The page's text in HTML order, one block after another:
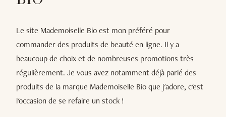
Le site Mademoiselle Bio est mon préféré pour
commander des produits de beauté en ligne. Il y a
beaucoup de choix et de nombreuses promotions très
régulièrement. Je vous avez notamment déjà parlé des
produits de la marque Mademoiselle Bio que j'adore, c'est
l'occasion de se refaire un stock !